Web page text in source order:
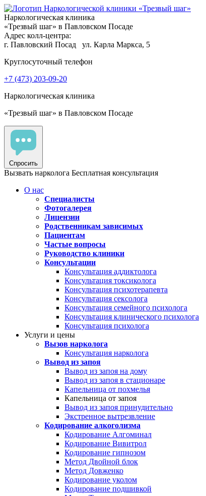
Наркологическая клиника
«Трезвый шаг» в Павловском Посаде
Адрес колл-центра:
г. Павловский Посад
ул. Карла Маркса, 5
Круглосуточный телефон
+7 (473) 203-09-20
Наркологическая клиника
«Трезвый шаг» в Павловском Посаде
Спросить
Вызвать нарколога Бесплатная консультация
О нас
Специалисты
Фотогалерея
Лицензии
Родственникам зависимых
Пациентам
Частые вопросы
Руководство клиники
Консультации
Консультация аддиктолога
Консультация токсиколога
Консультация психотерапевта
Консультация сексолога
Консультация семейного психолога
Консультация клинического психолога
Консультация психолога
Услуги и цены
Вызов нарколога
Консультация нарколога
Вывод из запоя
Вывод из запоя на дому
Вывод из запоя в стационаре
Капельница от похмелья
Капельница от запоя
Вывод из запоя принудительно
Экстренное вытрезвление
Кодирование алкоголизма
Кодирование Алгоминал
Кодирование Вивитрол
Кодирование гипнозом
Метод Двойной блок
Метод Довженко
Кодирование уколом
Кодирование подшивкой